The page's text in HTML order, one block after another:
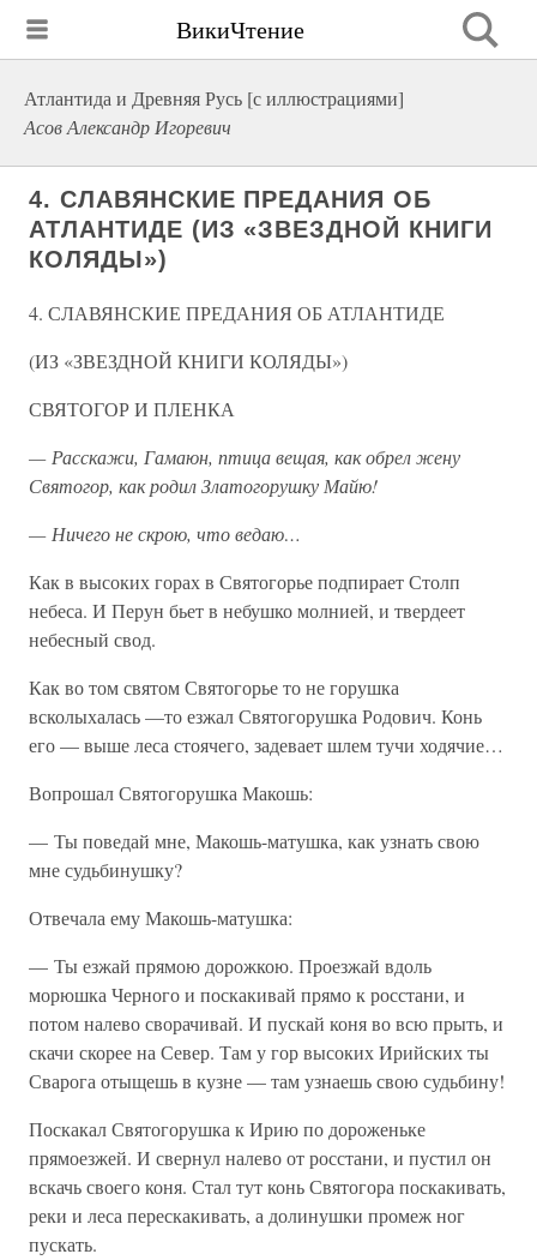
ВикиЧтение
Атлантида и Древняя Русь [с иллюстрациями]
Асов Александр Игоревич
4. СЛАВЯНСКИЕ ПРЕДАНИЯ ОБ
АТЛАНТИДЕ (ИЗ «ЗВЕЗДНОЙ КНИГИ
КОЛЯДЫ»)
4. СЛАВЯНСКИЕ ПРЕДАНИЯ ОБ АТЛАНТИДЕ
(ИЗ «ЗВЕЗДНОЙ КНИГИ КОЛЯДЫ»)
СВЯТОГОР И ПЛЕНКА
— Расскажи, Гамаюн, птица вещая, как обрел жену
Святогор, как родил Златогорушку Майю!
— Ничего не скрою, что ведаю…
Как в высоких горах в Святогорье подпирает Столп
небеса. И Перун бьет в небушко молнией, и твердеет
небесный свод.
Как во том святом Святогорье то не горушка
всколыхалась —то езжал Святогорушка Родович. Конь
его — выше леса стоячего, задевает шлем тучи ходячие…
Вопрошал Святогорушка Макошь:
— Ты поведай мне, Макошь-матушка, как узнать свою
мне судьбинушку?
Отвечала ему Макошь-матушка:
— Ты езжай прямою дорожкою. Проезжай вдоль
морюшка Черного и поскакивай прямо к росстани, и
потом налево сворачивай. И пускай коня во всю прыть, и
скачи скорее на Север. Там у гор высоких Ирийских ты
Сварога отыщешь в кузне — там узнаешь свою судьбину!
Поскакал Святогорушка к Ирию по дороженьке
прямоезжей. И свернул налево от росстани, и пустил он
вскачь своего коня. Стал тут конь Святогора поскакивать,
реки и леса перескакивать, а долинушки промеж ног
пускать.